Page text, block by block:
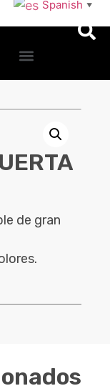
Spanish ▼
de gran